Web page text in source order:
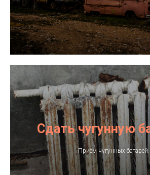
Сдать чугунную
Приём чугунных батарей.
VK
Я.Навигатор
Google карты